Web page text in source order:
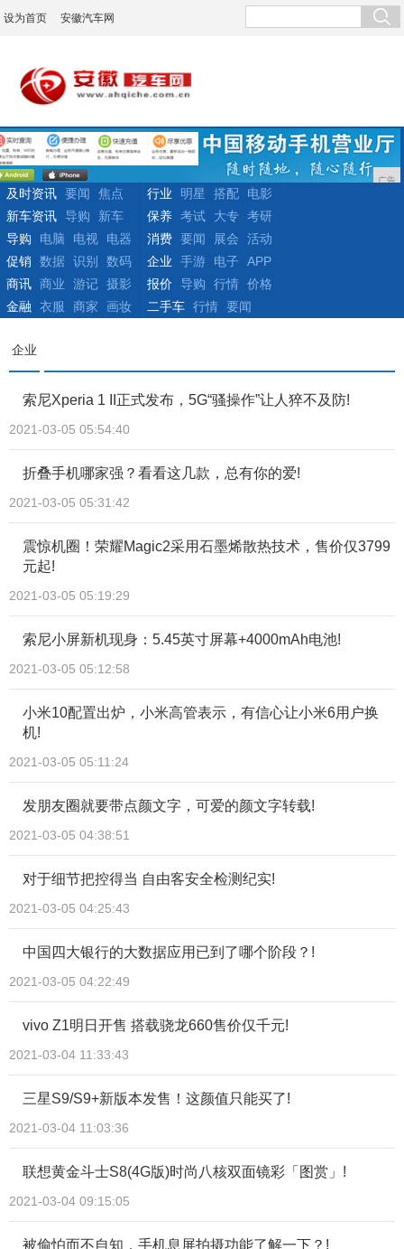
设为首页 安徽汽车网
广告
及时资讯 要闻
焦点
新车资讯 导购 新车
行业 明星 搭配
电影
保养 考试 大专 考研
导购
电脑 电视
电器
促销
数据 识别 数码
消费 要闻 展会
活动
企业
手游 电子
APP
商讯 商业 游记 摄影
金融
衣服 商家 画妆
报价 导购 行情 价格
二手车 行情 要闻
企业
索尼Xperia 1 II正式发布，5G“骚操作”让人猝不及防!
2021-03-05 05:54:40
折叠手机哪家强？看看这几款，总有你的爱!
2021-03-05 05:31:42
震惊机圈！荣耀Magic2采用石墨烯散热技术，售价仅3799
元起!
2021-03-05 05:19:29
索尼小屏新机现身：5.45英寸屏幕+4000mAh电池!
2021-03-05 05:12:58
小米10配置出炉，小米高管表示，有信心让小米6用户换
机!
2021-03-05 05:11:24
发朋友圈就要带点颜文字，可爱的颜文字转载!
2021-03-05 04:38:51
对于细节把控得当 自由客安全检测纪实!
2021-03-05 04:25:43
中国四大银行的大数据应用已到了哪个阶段？!
2021-03-05 04:22:49
vivo Z1明日开售 搭载骁龙660售价仅千元!
2021-03-04 11:33:43
三星S9/S9+新版本发售！这颜值只能买了!
2021-03-04 11:03:36
联想黄金斗士S8(4G版)时尚八核双面镜彩「图赏」!
2021-03-04 09:15:05
被偷怕而不自知，手机息屏拍摄功能了解一下？!